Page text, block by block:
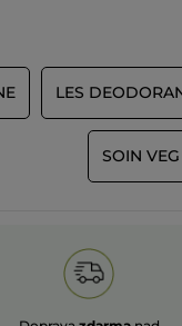
LES
SOIN